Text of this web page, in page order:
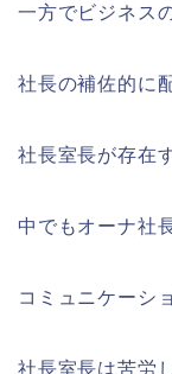
一方でビジネス
社長の補佐的に
社長室長が存在
中でもオーナ社
コミュニケーシ
社長室長は苦労